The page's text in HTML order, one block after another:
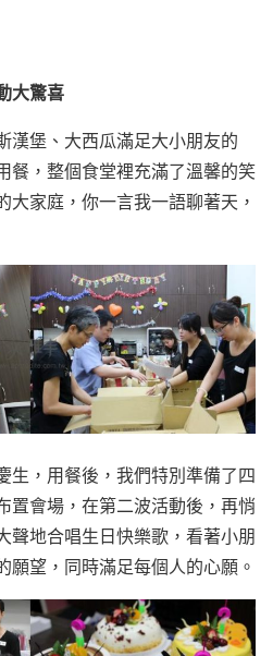
大驚喜
漢堡、大西瓜滿足大小朋友的
餐，整個食堂裡充滿了溫馨的笑
大家庭，你一言我一語聊著天，
生，用餐後，我們特別準備了四
置會場，在第二波活動後，再悄
聲地合唱生日快樂歌，看著小朋
願望，同時滿足每個人的心願。